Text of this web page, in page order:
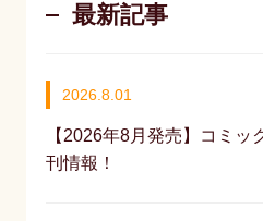
最新記事
2026.8.01
【2026年8月発売】コミッ
刊情報！